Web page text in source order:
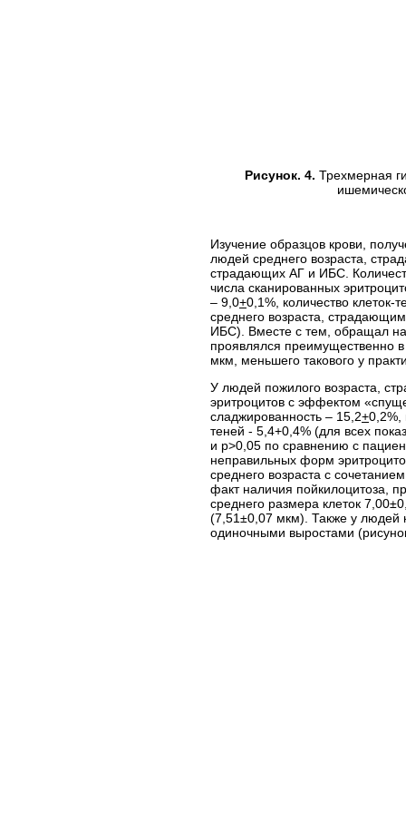
Рисунок. 4. Трехмерная
Изучение образцов крови,
людей среднего возраста,
страдающих АГ и ИБС.
числа сканированных
– 9,0+0,1%, количество
среднего возраста,
ИБС). Вместе с тем, обращал на
проявлялся преимущественно
мкм, меньшего такового у
У людей пожилого возраста,
эритроцитов с эффектом
сладжированность – 15,2+0,2%,
теней - 5,4+0,4% (для всех
и p>0,05 по сравнению с
неправильных форм
среднего возраста с
факт наличия пойкилоцитоза,
среднего размера клеток
(7,51±0,07 мкм). Также у людей
одиночными выростами